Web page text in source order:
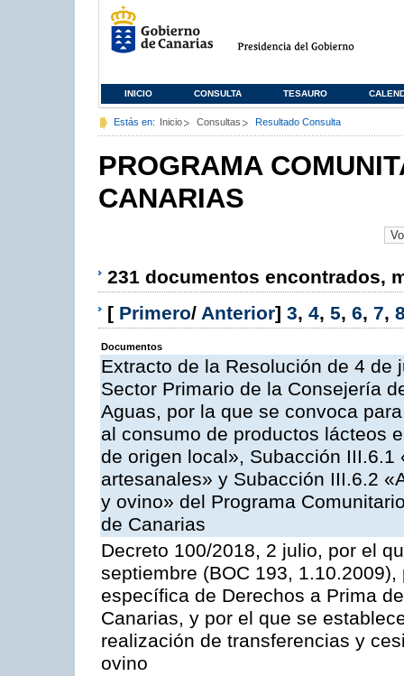
INICIO CONSULTA TESAURO
Estás en: Inicio Consultas Resultado Consulta
PROGRAMA
CANARIAS
231 documentos encontrados,
[ Primero/ Anterior] 3, 4, 5, 6, 7,
Documentos
Extracto de la Resolución de 4
Sector Primario de la Consejería
Aguas, por la que se convoca
al consumo de productos lácteos
de origen local», Subacción
artesanales» y Subacción III.6.2
y ovino» del Programa
de Canarias
Decreto 100/2018, 2 julio, por el
septiembre (BOC 193,
específica de Derechos a Prima
Canarias, y por el que se
realización de transferencias y
ovino